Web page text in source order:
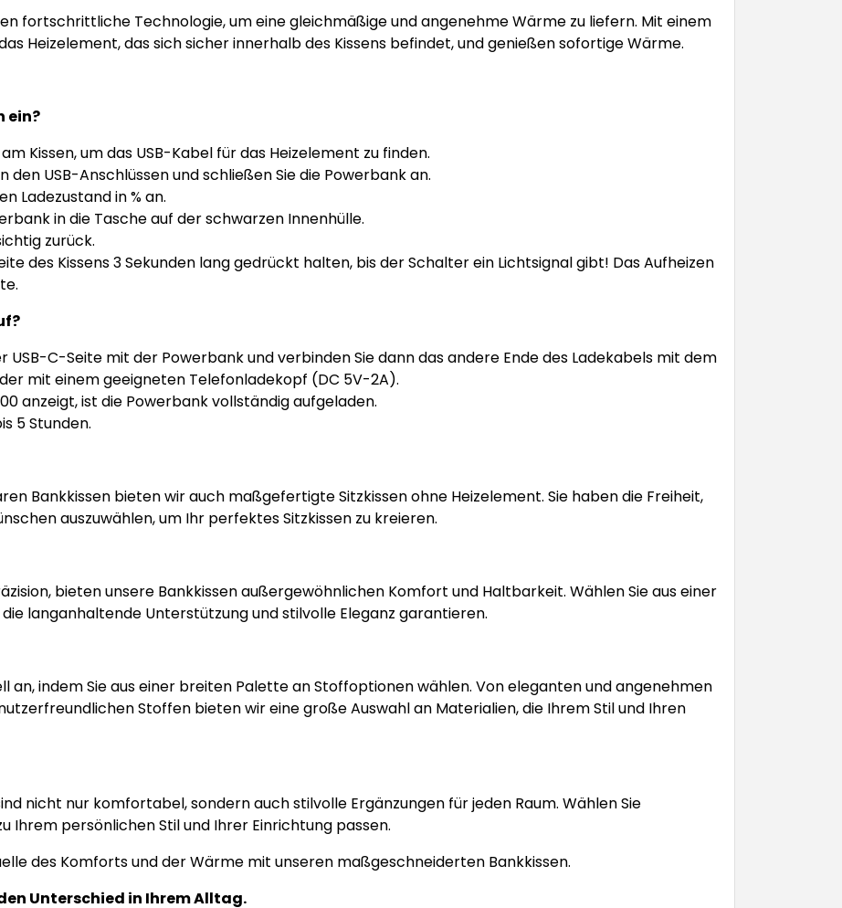
fortschrittliche Technologie, um eine gleichmäßige und angenehme Wärme zu liefern. Mit einem
Heizelement, das sich sicher innerhalb des Kissens befindet, und genießen sofortige Wärme.
ein?
Kissen, um das USB-Kabel für das Heizelement zu finden.
den USB-Anschlüssen und schließen Sie die Powerbank an.
Ladezustand in % an.
in die Tasche auf der schwarzen Innenhülle.
zurück.
des Kissens 3 Sekunden lang gedrückt halten, bis der Schalter ein Lichtsignal gibt! Das Aufheizen
USB-C-Seite mit der Powerbank und verbinden Sie dann das andere Ende des Ladekabels mit dem
mit einem geeigneten Telefonladekopf (DC 5V-2A).
anzeigt, ist die Powerbank vollständig aufgeladen.
5 Stunden.
Bankkissen bieten wir auch maßgefertigte Sitzkissen ohne Heizelement. Sie haben die Freiheit,
auszuwählen, um Ihr perfektes Sitzkissen zu kreieren.
bieten unsere Bankkissen außergewöhnlichen Komfort und Haltbarkeit. Wählen Sie aus einer
langanhaltende Unterstützung und stilvolle Eleganz garantieren.
an, indem Sie aus einer breiten Palette an Stoffoptionen wählen. Von eleganten und angenehmen
Stoffen bieten wir eine große Auswahl an Materialien, die Ihrem Stil und Ihren
nicht nur komfortabel, sondern auch stilvolle Ergänzungen für jeden Raum. Wählen Sie
Ihrem persönlichen Stil und Ihrer Einrichtung passen.
des Komforts und der Wärme mit unseren maßgeschneiderten Bankkissen.
Unterschied in Ihrem Alltag.